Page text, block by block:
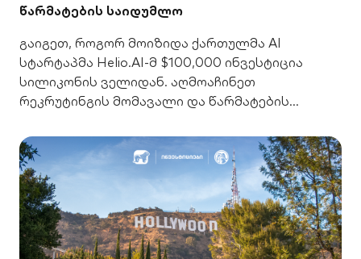
წარმატების საიდუმლო
გაიგეთ, როგორ მოიზიდა ქართულმა AI
სტარტაპმა Helio.AI-მ $100,000 ინვესტიცია
სილიკონის ველიდან. აღმოაჩინეთ
რეკრუტინგის მომავალი და წარმატების